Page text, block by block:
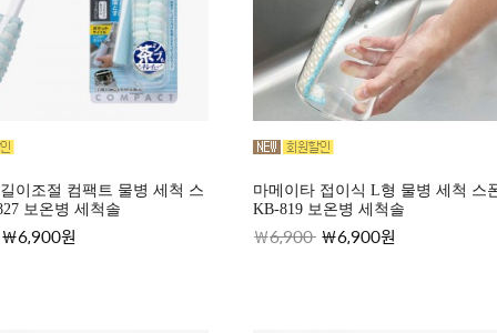
이조절 컴팩트 물병 세척 스
보온병 세척솔
6,900원
마메이타 접이식 L형 물병 세척 스
KB-819 보온병 세척솔
6,900 6,900원